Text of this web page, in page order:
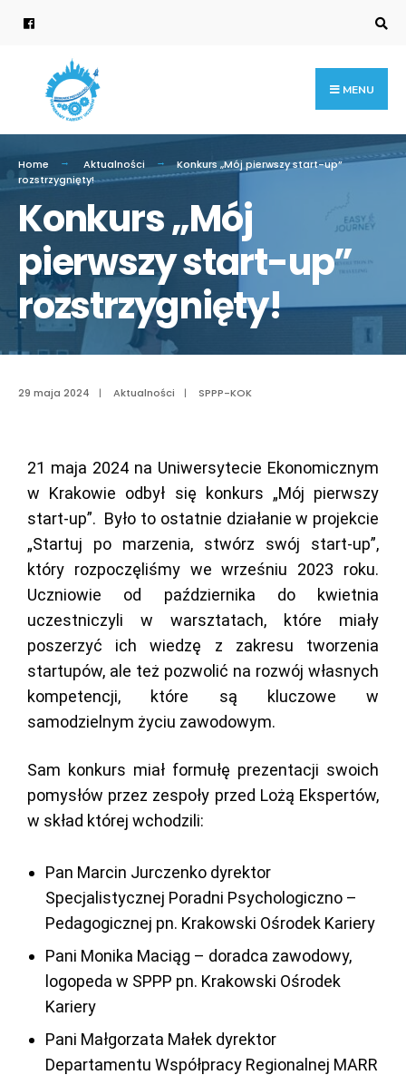
MENU
Home Aktualności
Konkurs „Mój pierwszy start-up”
rozstrzygnięty!
Konkurs „Mój
pierwszy start-up”
rozstrzygnięty!
29 maja 2024 | Aktualności | SPPP-KOK
21 maja 2024 na Uniwersytecie Ekonomicznym
w Krakowie odbył się konkurs „Mój pierwszy
start-up”. Było to ostatnie działanie w projekcie
„Startuj po marzenia, stwórz swój start-up”,
który rozpoczęliśmy we wrześniu 2023 roku.
Uczniowie od października do kwietnia
uczestniczyli w warsztatach, które miały
poszerzyć ich wiedzę z zakresu tworzenia
startupów, ale też pozwolić na rozwój własnych
kompetencji, które są kluczowe w
samodzielnym życiu zawodowym.
Sam konkurs miał formułę prezentacji swoich
pomysłów przez zespoły przed Lożą Ekspertów,
w skład której wchodzili:
Pan Marcin Jurczenko dyrektor
Specjalistycznej Poradni Psychologiczno –
Pedagogicznej pn. Krakowski Ośrodek Kariery
Pani Monika Maciąg – doradca zawodowy,
logopeda w SPPP pn. Krakowski Ośrodek
Kariery
Pani Małgorzata Małek dyrektor
Departamentu Współpracy Regionalnej MARR